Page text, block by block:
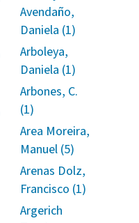
Avendaño,
Daniela (1)
Arboleya,
Daniela (1)
Arbones, C.
(1)
Area Moreira,
Manuel (5)
Arenas Dolz,
Francisco (1)
Argerich